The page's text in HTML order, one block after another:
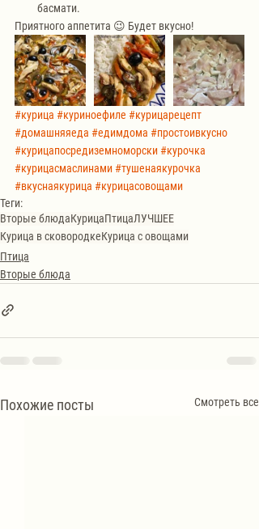
басмати.
Приятного аппетита 😉 Будет вкусно!
#курица #куриноефиле #курицарецепт
#домашняяеда #едимдома #простоивкусно
#курицапосредиземноморски#курочка
#курицасмаслинами#тушенаякурочка
#вкуснаякурица #курицасовощами
Теги:
Вторые блюдаКурицаПтицаЛУЧШЕЕ
Курица в сковородкеКурица с овощами
Птица
Вторые блюда
Похожие посты Смотреть все